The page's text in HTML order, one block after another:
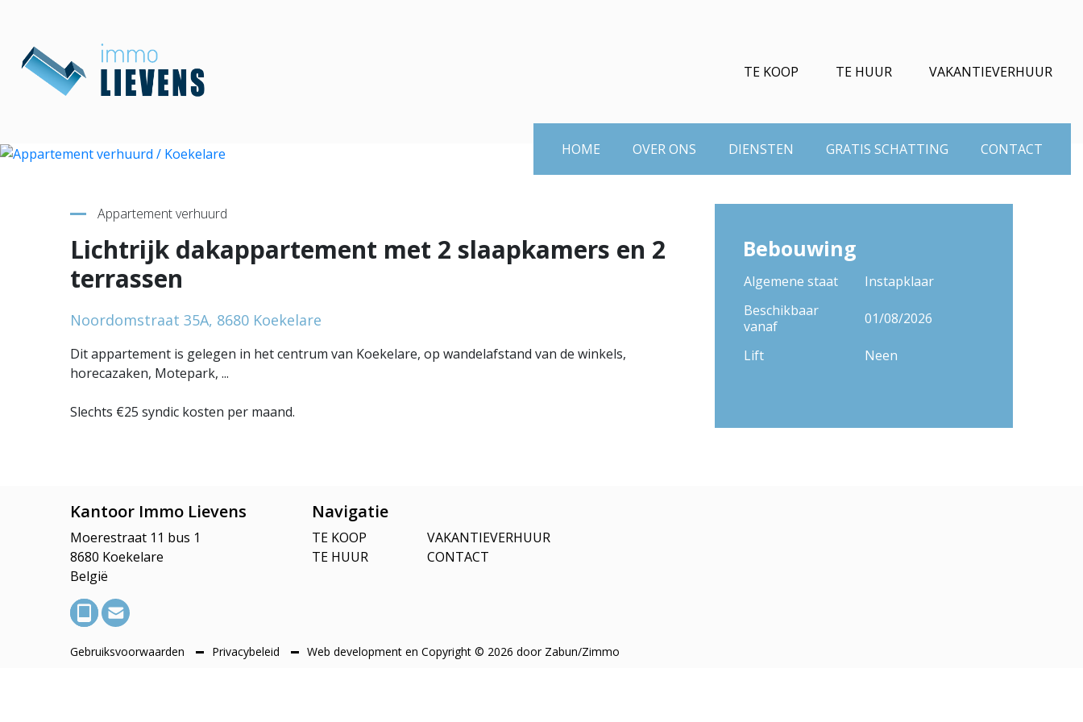
TE KOOP TE HUUR VAKANTIEVERHUUR
HOME OVER ONS DIENSTEN GRATIS SCHATTING CONTACT
Appartement verhuurd
Lichtrijk dakappartement met 2 slaapkamers en 2
terrassen
Noordomstraat 35A, 8680 Koekelare
Dit appartement is gelegen in het centrum van Koekelare, op wandelafstand van de winkels,
horecazaken, Motepark, ...
Slechts €25 syndic kosten per maand.
Bebouwing
Algemene staat
Instapklaar
Beschikbaar
vanaf
01/08/2026
Lift Neen
Kantoor Immo Lievens
Moerestraat 11 bus 1
8680 Koekelare
België
Navigatie
TE KOOP
TE HUUR
VAKANTIEVERHUUR
CONTACT
Gebruiksvoorwaarden Privacybeleid Web development en Copyright © 2026 door Zabun/Zimmo